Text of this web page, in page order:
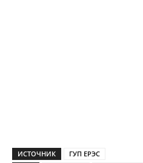
ИСТОЧНИК
ГУП ЕРЭС